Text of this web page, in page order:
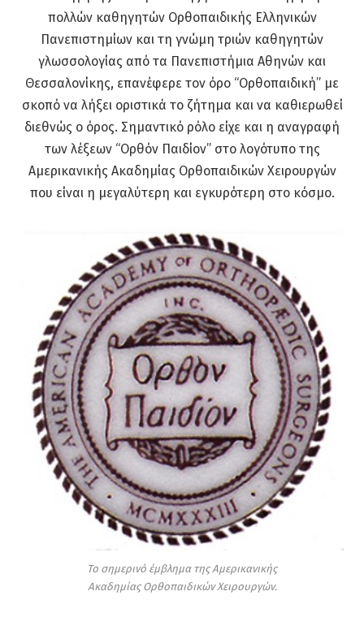
πολλών καθηγητών Ορθοπαιδικής Ελληνικών
Πανεπιστημίων και τη γνώμη τριών καθηγητών
γλωσσολογίας από τα Πανεπιστήμια Αθηνών και
Θεσσαλονίκης, επανέφερε τον όρο “Ορθοπαιδική” με
σκοπό να λήξει οριστικά το ζήτημα και να καθιερωθεί
διεθνώς ο όρος. Σημαντικό ρόλο είχε και η αναγραφή
των λέξεων “Ορθόν Παιδίον” στο λογότυπο της
Αμερικανικής Ακαδημίας Ορθοπαιδικών Χειρουργών
που είναι η μεγαλύτερη και εγκυρότερη στο κόσμο.
Το σημερινό έμβλημα της Αμερικανικής
Ακαδημίας Ορθοπαιδικών Χειρουργών.